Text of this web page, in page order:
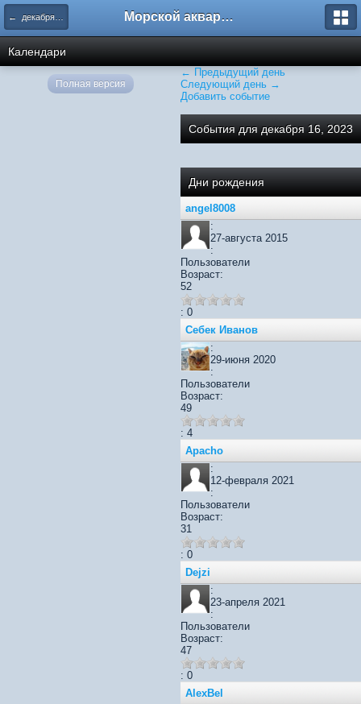
← декабря 2023 Морской аквариум. Форумы ReefCentral.ru
Календари
← Предыдущий день
Следующий день →
Добавить событие
События для декабря 16, 2023
Дни рождения
angel8008
:
27-августа 2015
:
Пользователи
Возраст:
52
: 0
Себек Иванов
:
29-июня 2020
:
Пользователи
Возраст:
49
: 4
Apacho
:
12-февраля 2021
:
Пользователи
Возраст:
31
: 0
Dejzi
:
23-апреля 2021
:
Пользователи
Возраст:
47
: 0
AlexBel
Полная версия